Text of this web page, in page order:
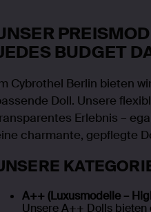
UNSER
JEDES BUDGET
Im Cybrothel Berlin
passende Doll. Unsere
transparentes Erlebnis
oder eine charmante,
UNSERE
A++ (Luxusmodelle
Unsere A++ Dolls